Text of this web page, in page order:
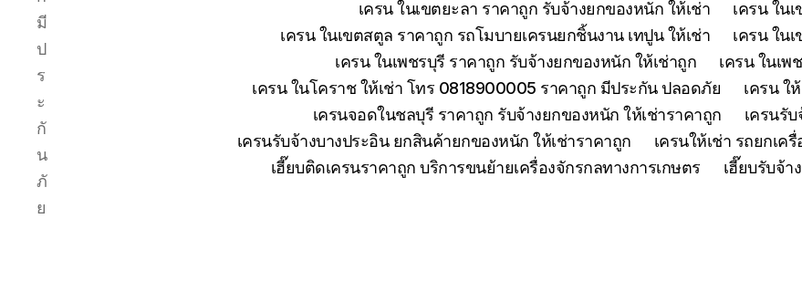
มี
ป
ร
ะ
กั
น
ภั
ย
เครน ในเขตยะลา ราคาถูก รับจ้างยกของหนัก ให้เช่า
เครน ใน
เครน ในเขตสตูล ราคาถูก รถโมบายเครนยกชิ้นงาน เทปูน ให้เช่า
เครน ใน
เครน ในเพชรบุรี ราคาถูก รับจ้างยกของหนัก ให้เช่าถูก
เครน ในเ
เครน ในโคราช ให้เช่า โทร 0818900005 ราคาถูก มีประกัน ปลอดภัย
เครน ใ
เครนจอดในชลบุรี ราคาถูก รับจ้างยกของหนัก ให้เช่าราคาถูก
เครนรั
เครนรับจ้างบางประอิน ยกสินค้ายกของหนัก ให้เช่าราคาถูก
เครนให้เช่า รถยกเ
เฮี๊ยบติดเครนราคาถูก บริการขนย้ายเครื่องจักรกลทางการเกษตร
เฮี๊ยบรับจ้า